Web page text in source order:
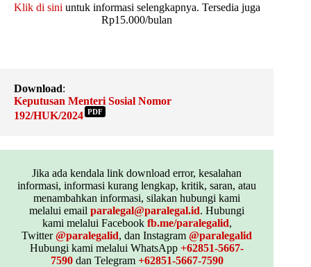
Klik di sini untuk informasi selengkapnya. Tersedia juga
Rp15.000/bulan
Download:
Keputusan Menteri Sosial Nomor
192/HUK/2024 PDF
Jika ada kendala link download error, kesalahan
informasi, informasi kurang lengkap, kritik, saran, atau
menambahkan informasi, silakan hubungi kami
melalui emailparalegal@paralegal.id. Hubungi
kami melalui Facebook fb.me/paralegalid,
Twitter@paralegalid, dan Instagram@paralegalid
Hubungi kami melalui WhatsApp+62851-5667-
7590dan Telegram +62851-5667-7590